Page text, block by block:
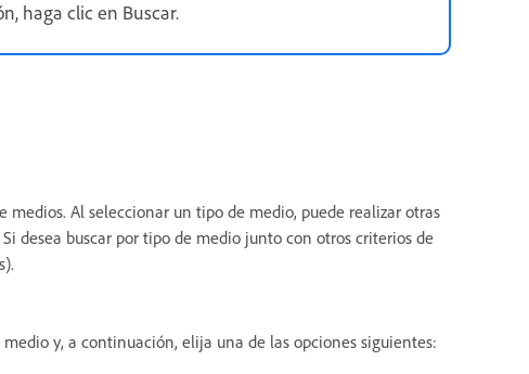
haga clic en Buscar.
Al seleccionar un tipo de medio, puede realizar otras
desea buscar por tipo de medio junto con otros criterios de
y, a continuación, elija una de las opciones siguientes: